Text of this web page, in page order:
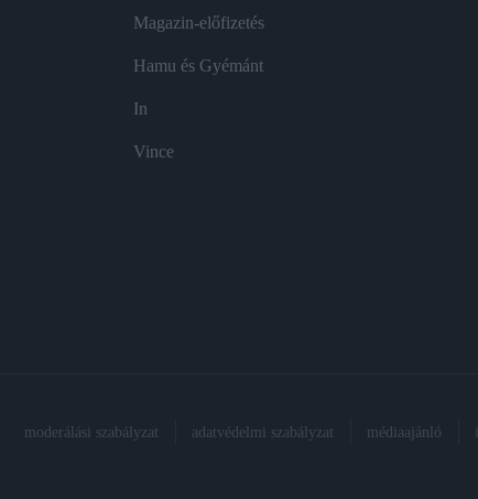
Magazin-előfizetés
Hamu és Gyémánt
In
Vince
moderálási szabályzat adatvédelmi szabályzat médiaajánló